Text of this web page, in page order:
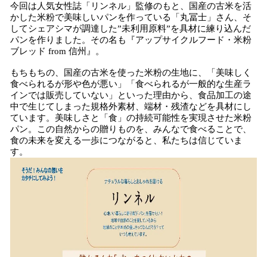
今回は人気女性誌「リンネル」監修のもと、国産の古米を活
かした米粉で美味しいパンを作っている「丸冨士」さん、そ
してシェアシマが調達した”未利用原料”を具材に練り込んだ
パンを作りました。その名も『アップサイクルフード・米粉
ブレッド from 信州』。
もちもちの、国産の古米を使った米粉の生地に、「美味しく
食べられるが形や色が悪い」「食べられるが一般的な生産ラ
インでは販売していない」といった理由から、食品加工の途
中で生じてしまった規格外素材、端材・残渣などを具材にし
ています。美味しさと「食」の持続可能性を実現させた米粉
パン。この自然からの贈りものを、みんなで食べることで、
食の未来を変える一歩につながると、私たちは信じていま
す。